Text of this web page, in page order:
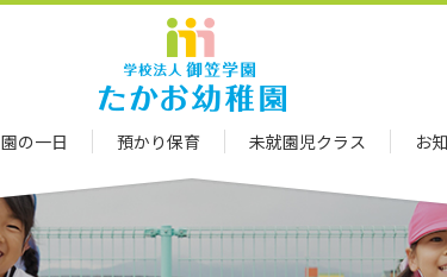
園の一日 預かり保育 未就園児クラス お